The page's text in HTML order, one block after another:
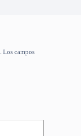
Los campos